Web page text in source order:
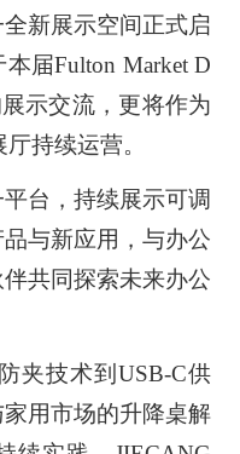
新展示空间正式启
届Fulton Market D
展示交流，更将作为
持续运营。
台，持续展示可调
与新应用，与办公
共同探索未来办公
技术到USB-C供
用市场的升降桌解